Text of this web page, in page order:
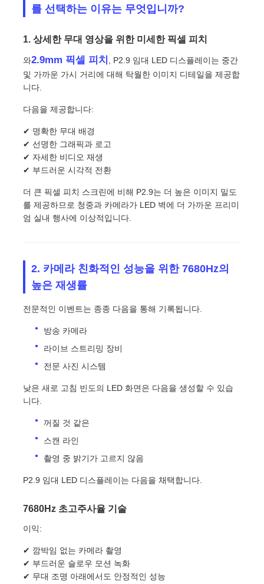
야외 LED 디스플레이 보드
옥외 지도된 ​​게시판
를 선택하는 이유는 무엇입니까?
1. 상세한 무대 영상을 위한 미세한 픽셀 피치
와2.9mm 픽셀 피치 , P2.9 임대 LED 디스플레이는 중간
및 가까운 가시 거리에 대해 탁월한 이미지 디테일을 제공합
니다.
다음을 제공합니다:
✔ 명확한 무대 배경
✔ 선명한 그래픽과 로고
✔ 자세한 비디오 재생
✔ 부드러운 시각적 전환
더 큰 픽셀 피치 스크린에 비해 P2.9는 더 높은 이미지 밀도
를 제공하므로 청중과 카메라가 LED 벽에 더 가까운 프리미
엄 실내 행사에 이상적입니다.
2. 카메라 친화적인 성능을 위한 7680Hz의
높은 재생률
전문적인 이벤트는 종종 다음을 통해 기록됩니다.
방송 카메라
라이브 스트리밍 장비
전문 사진 시스템
낮은 새로 고침 빈도의 LED 화면은 다음을 생성할 수 있습
니다.
꺼질 것 같은
스캔 라인
촬영 중 밝기가 고르지 않음
P2.9 임대 LED 디스플레이는 다음을 채택합니다.
7680Hz 초고주사율 기술
이익:
✔ 깜박임 없는 카메라 촬영
✔ 부드러운 슬로우 모션 녹화
✔ 무대 조명 아래에서도 안정적인 성능